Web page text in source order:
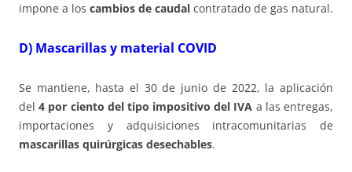
impone a los cambios de caudal contratado de gas natural.
D) Mascarillas y material COVID
Se mantiene, hasta el 30 de junio de 2022, la aplicación
del4 por ciento del tipo impositivo del IVA a las entregas,
importaciones y adquisiciones intracomunitarias de
mascarillas quirúrgicas desechables.